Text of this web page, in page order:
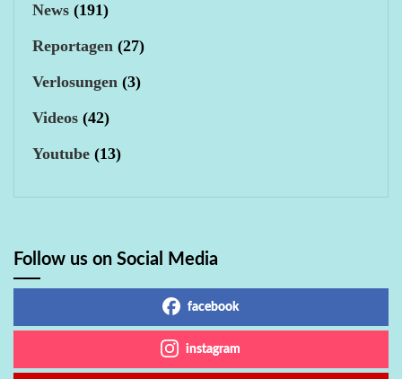
News (191)
Reportagen (27)
Verlosungen (3)
Videos (42)
Youtube (13)
Follow us on Social Media
facebook
instagram